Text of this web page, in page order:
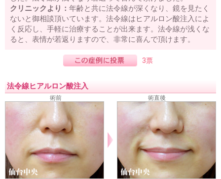
クリニックより： 年齢と共に法令線が深くなり、鏡を見たく
ないと御相談頂いています。法令線はヒアルロン酸注入によ
く反応し、手軽に治療することが出来ます。法令線が浅くな
ると、表情が若返りますので、非常に喜んで頂けます。
3票
法令線ヒアルロン酸注入
術前 術直後